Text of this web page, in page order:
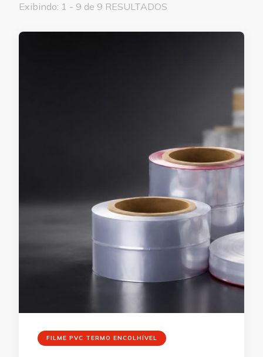
Exibindo: 1 - 9 de 9 RESULTADOS
FILME PVC TERMO ENCOLHÍVEL